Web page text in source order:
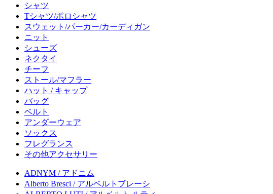
シャツ
Tシャツ/ポロシャツ
スウェット/パーカー/カーディガン
ニット
シューズ
ネクタイ
チーフ
ストール/マフラー
ハット / キャップ
バッグ
ベルト
アンダーウェア
ソックス
フレグランス
その他アクセサリー
ADNYM / アドニム
Alberto Bresci / アルベルトブレーシ